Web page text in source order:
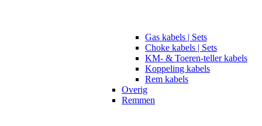
Gas kabels | Sets
Choke kabels | Sets
KM- & Toeren-teller kabels
Koppeling kabels
Rem kabels
Overig
Remmen